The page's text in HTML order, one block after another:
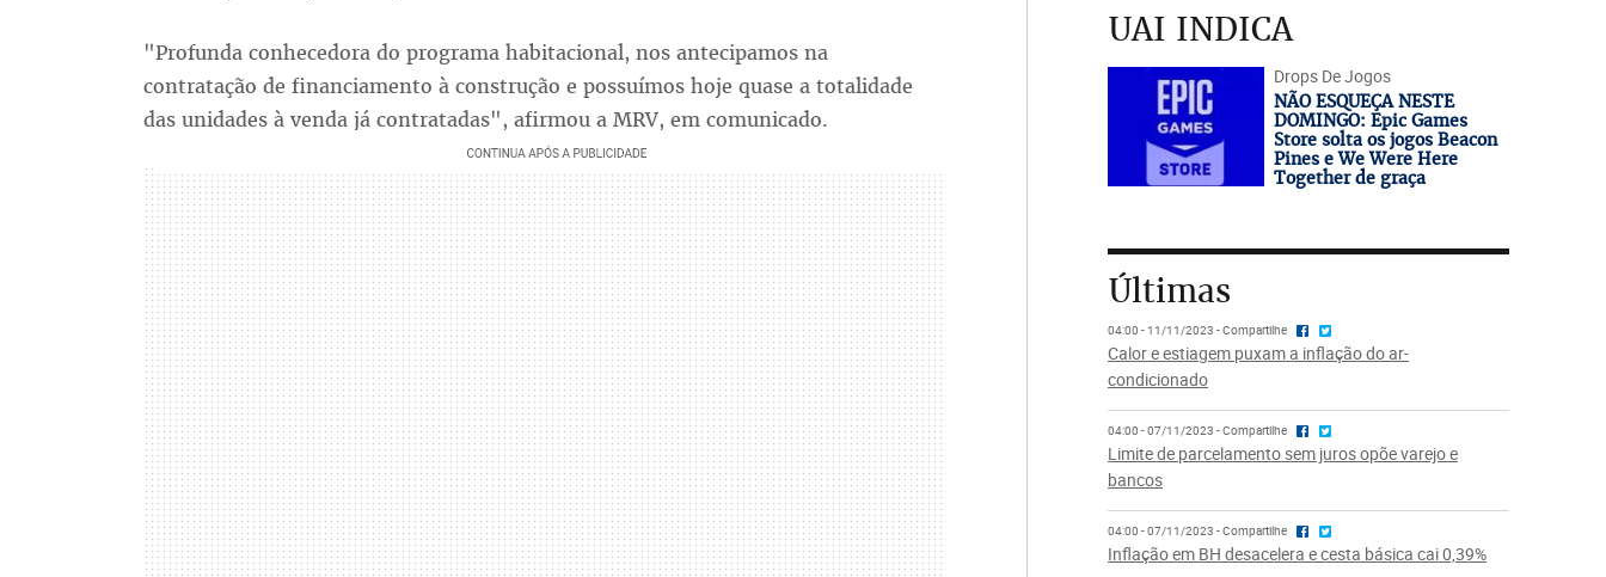
"Profunda conhecedora do programa habitacional, nos antecipamos na
contratação de financiamento à construção e possuímos hoje quase a totalidade
das unidades à venda já contratadas", afirmou a MRV, em comunicado.
UAI INDICA
Drops De Jogos
NÃO ESQUEÇA NESTE
DOMINGO: Epic Games
Store solta os jogos Beacon
Pines e We Were Here
Together de graça
Últimas
04:00 - 11/11/2023 - Compartilhe
Calor e estiagem puxam a inflação do ar-
condicionado
04:00 - 07/11/2023 - Compartilhe
Limite de parcelamento sem juros opõe varejo e
bancos
04:00 - 07/11/2023 - Compartilhe
Inflação em BH desacelera e cesta básica cai 0,39%